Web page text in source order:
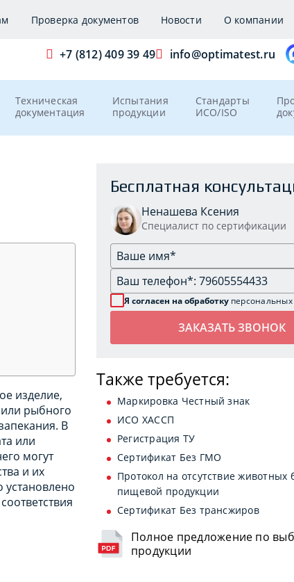
Проверка документов Новости О компании
+7 (812) 409 39 49 info@optimatest.ru
Техническая
документация
Испытания
продукции
Стандарты
ИСО/ISO
изделие,
или рыбного
В
или
могут
и их
установлено
Бесплатная
Ненашева Ксения
Специалист по сертификации
Я согласен на обработку
Также требуется:
Маркировка Честный знак
ИСО ХАССП
Регистрация ТУ
Сертификат Без ГМО
Протокол на отсутствие животных
пищевой продукции
Сертификат Без трансжиров
Полное предложение по
продукции